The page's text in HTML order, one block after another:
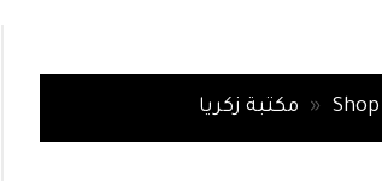
مكتبة زكريا » Shop